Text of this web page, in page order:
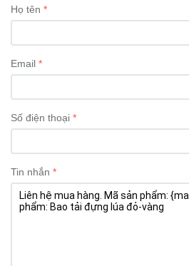
Họ tên
Email
Số điện thoại
Tin nhắn